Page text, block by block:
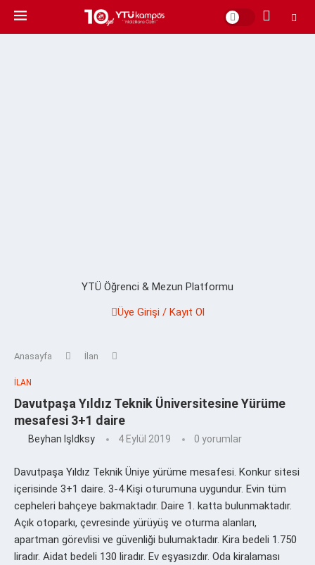
YTÜ Öğrenci & Mezun Platformu
Üye Girişi / Kayıt Ol
Anasayfa İlan
İLAN
Davutpaşa Yıldız Teknik Üniversitesine Yürüme
mesafesi 3+1 daire
Beyhan Işldksy 4 Eylül 2019 0 yorumlar
Davutpaşa Yıldız Teknik Üniye yürüme mesafesi. Konkur sitesi
içerisinde 3+1 daire. 3-4 Kişi oturumuna uygundur. Evin tüm
cepheleri bahçeye bakmaktadır. Daire 1. katta bulunmaktadır.
Açık otoparkı, çevresinde yürüyüş ve oturma alanları,
apartman görevlisi ve güvenliği bulumaktadır. Kira bedeli 1.750
liradır. Aidat bedeli 130 liradır. Ev eşyasızdır. Oda kiralaması